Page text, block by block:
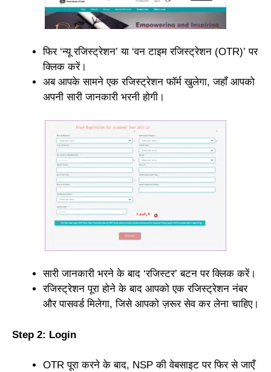
फिर ‘न्यू रजिस्ट्रेशन’ या ‘वन टाइम रजिस्ट्रेशन (OTR)’ पर
क्लिक करें।
अब आपके सामने एक रजिस्ट्रेशन फॉर्म खुलेगा, जहाँ आपको
अपनी सारी जानकारी भरनी होगी।
सारी जानकारी भरने के बाद ‘रजिस्टर’ बटन पर क्लिक करें।
रजिस्ट्रेशन पूरा होने के बाद आपको एक रजिस्ट्रेशन नंबर
और पासवर्ड मिलेगा, जिसे आपको ज़रूर सेव कर लेना चाहिए।
Step 2: Login
OTR पूरा करने के बाद, NSP की वेबसाइट पर फिर से जाएँ